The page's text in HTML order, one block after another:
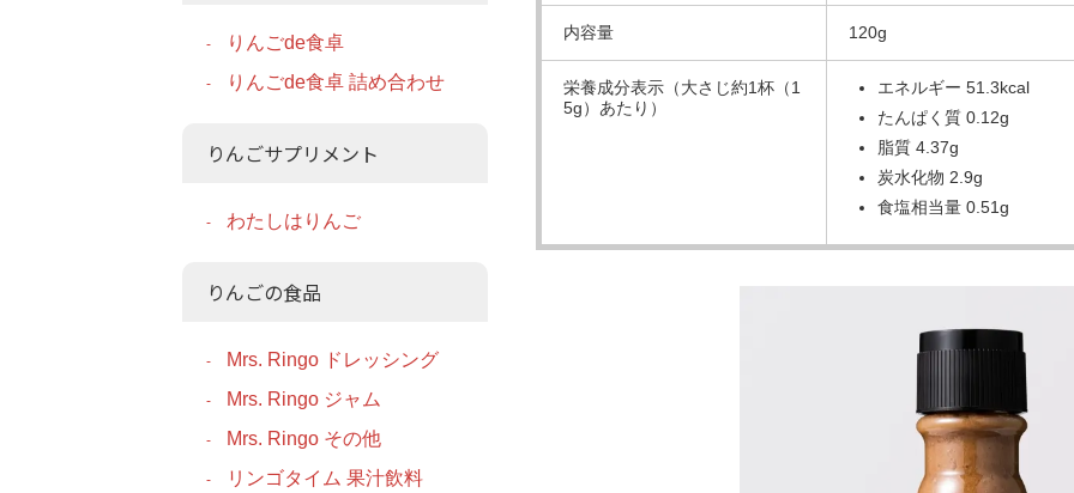
内容量 120g
栄養成分表示（大さじ約1杯（1
5g）あたり）
エネルギー 51.3kcal
たんぱく質 0.12g
脂質 4.37g
炭水化物 2.9g
食塩相当量 0.51g
りんごde食卓
りんごde食卓 詰め合わせ
りんごサプリメント
わたしはりんご
りんごの食品
Mrs. Ringo ドレッシング
Mrs. Ringo ジャム
Mrs. Ringo その他
リンゴタイム 果汁飲料